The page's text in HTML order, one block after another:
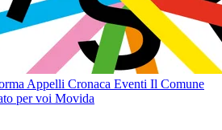
Appelli Cronaca Eventi Il Comune
per voi Movida